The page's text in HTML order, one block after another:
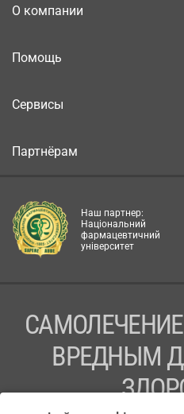
О компании
Помощь
Сервисы
Партнёрам
Наш партнер:
Національний
фармацевтичний
університет
ВРЕДНЫМ